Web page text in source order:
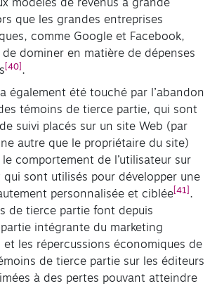
modèles de revenus à grande
que les grandes entreprises
comme Google et Facebook,
dominer en matière de dépenses
[40] .
également été touché par l’abandon
témoins de tierce partie, qui sont
suivi placés sur un site Web (par
autre que le propriétaire du site)
le comportement de l’utilisateur sur
qui sont utilisés pour développer une
personnalisée et ciblée [41] .
de tierce partie font depuis
intégrante du marketing
et les répercussions économiques de
de tierce partie sur les éditeurs
à des pertes pouvant atteindre